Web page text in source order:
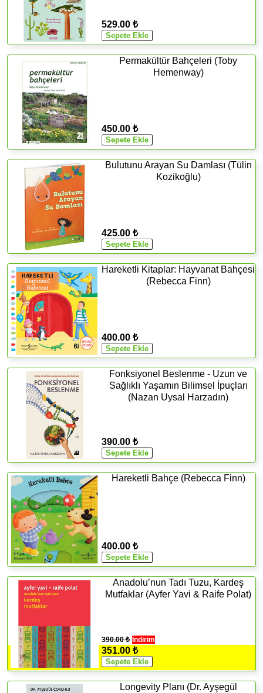
529.00 ₺
Permakültür Bahçeleri (Toby
Hemenway)
450.00 ₺
Bulutunu Arayan Su Damlası (Tülin
Kozikoğlu)
425.00 ₺
Hareketli Kitaplar: Hayvanat Bahçesi
(Rebecca Finn)
400.00 ₺
Fonksiyonel Beslenme - Uzun ve
Sağlıklı Yaşamın Bilimsel İpuçları
(Nazan Uysal Harzadın)
390.00 ₺
Hareketli Bahçe (Rebecca Finn)
400.00 ₺
Anadolu’nun Tadı Tuzu, Kardeş
Mutfaklar (Ayfer Yavi & Raife Polat)
390.00 ₺ İndirim
351.00 ₺
Longevity Planı (Dr. Ayşegül